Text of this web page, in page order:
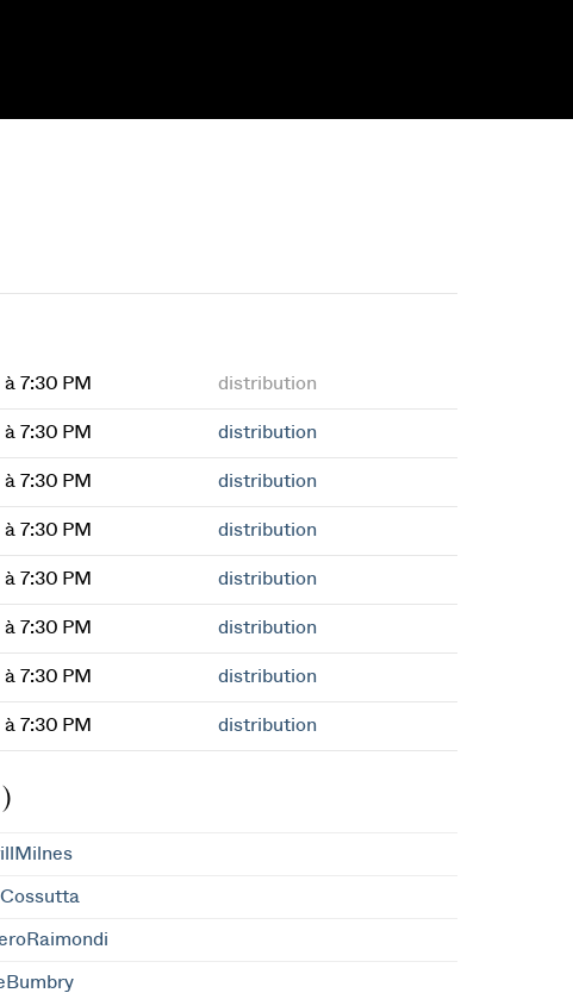
à 7:30 PM distribution
à 7:30 PM distribution
à 7:30 PM distribution
à 7:30 PM distribution
à 7:30 PM distribution
à 7:30 PM distribution
à 7:30 PM distribution
à 7:30 PM distribution